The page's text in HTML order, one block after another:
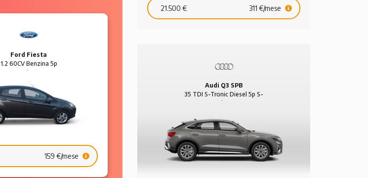
Ford Fiesta
1.2 60CV Benzina 5p
Business
159 €/mese
118d Diesel 5p Urban
11.895 € 181 €/mese
21.500 € 311 €/mese
Audi Q3 SPB
35 TDI S-Tronic Diesel 5p S-
Line